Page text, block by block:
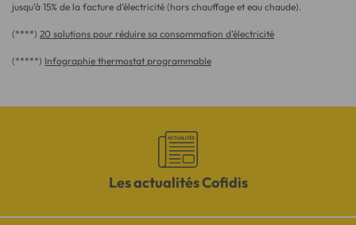
jusqu’à 15% de la facture d’électricité (hors chauffage et eau chaude).
(****) 20 solutions pour réduire sa consommation d’électricité
(*****) Infographie thermostat programmable
Les actualités Cofidis